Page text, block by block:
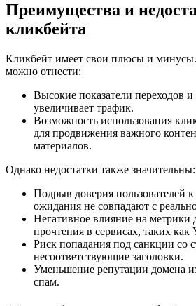
Преимущества и
кликбейта
Кликбейт имеет свои плюсы и
можно отнести:
Высокие показатели переходов
увеличивает трафик.
Возможность использования
для продвижения важного
материалов.
Однако недостатки также значительны:
Подрыв доверия пользователей к
ожидания не совпадают с
Негативное влияние на метрики
прочтения в сервисах, таких как
Риск попадания под санкции со
несоответствующие заголовки.
Уменьшение репутации домена
спам.